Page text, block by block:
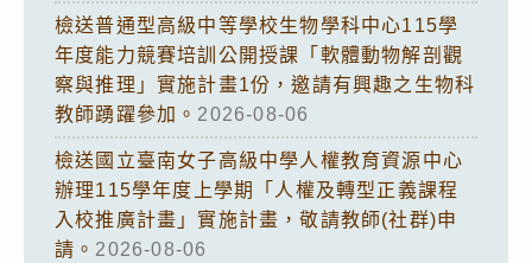
檢送普通型高級中等學校生物學科中心115學
年度能力競賽培訓公開授課「軟體動物解剖觀
察與推理」實施計畫1份，邀請有興趣之生物科
教師踴躍參加。 2026-08-06
檢送國立臺南女子高級中學人權教育資源中心
辦理115學年度上學期「人權及轉型正義課程
入校推廣計畫」實施計畫，敬請教師(社群)申
請。 2026-08-06